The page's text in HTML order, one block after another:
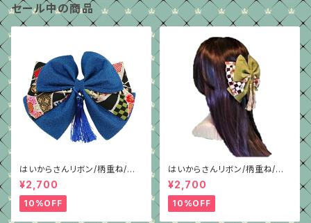
セール中の商品
はいからさんリボン/柄重ね/青
ちりめん
¥2,700
10%OFF
はいからさんリボン/柄重ね/抹
茶グリーン/4種/ちりめん
¥2,700
10%OFF